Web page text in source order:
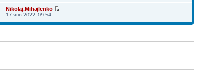
Nikolaj.Mihajlenko
17 янв 2022, 09:54